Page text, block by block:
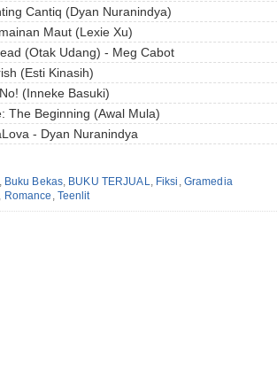
Cantiq (Dyan Nuranindya)
Maut (Lexie Xu)
(Otak Udang) - Meg Cabot
(Esti Kinasih)
(Inneke Basuki)
The Beginning (Awal Mula)
- Dyan Nuranindya
, Buku Bekas, BUKU TERJUAL, Fiksi , Gramedia
, Romance , Teenlit